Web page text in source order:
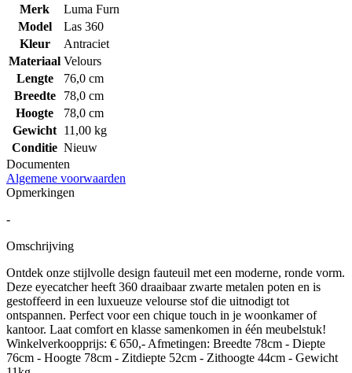
Merk
Luma Furn
Model
Las 360
Kleur
Antraciet
Materiaal Velours
Lengte
76,0 cm
Breedte
78,0 cm
Hoogte
78,0 cm
Gewicht 11,00 kg
Conditie Nieuw
Documenten
Algemene voorwaarden
Opmerkingen
-
Omschrijving
Ontdek onze stijlvolle design fauteuil met een moderne, ronde vorm.
Deze eyecatcher heeft 360 draaibaar zwarte metalen poten en is
gestoffeerd in een luxueuze velourse stof die uitnodigt tot
ontspannen. Perfect voor een chique touch in je woonkamer of
kantoor. Laat comfort en klasse samenkomen in één meubelstuk!
Winkelverkoopprijs: € 650,- Afmetingen: Breedte 78cm - Diepte
76cm - Hoogte 78cm - Zitdiepte 52cm - Zithoogte 44cm - Gewicht